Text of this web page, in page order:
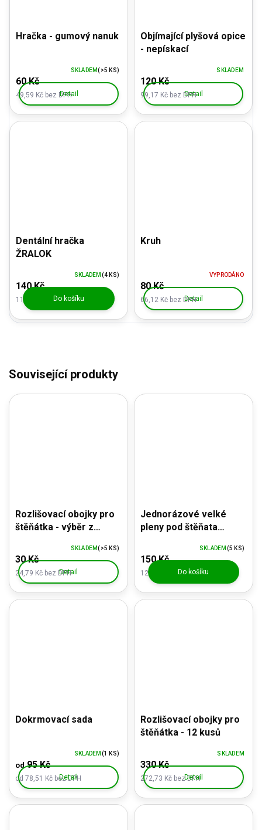
Hračka - gumový nanuk
49,59 Kč bez DPH
60 Kč
SKLADEM(>5 KS)
Detail
Objímající plyšová opice
- nepískací
99,17 Kč bez DPH
120 Kč
SKLADEM
Detail
Dentální hračka
ŽRALOK
115,70 Kč bez DPH
140 Kč
SKLADEM (4 KS)
Do košíku
Kruh
66,12 Kč bez DPH
80 Kč
VYPRODÁNO
Detail
Související produkty
Rozlišovací obojky pro
štěňátka - výběr z
24,79 Kč bez DPH
30 Kč
SKLADEM(>5 KS)
Detail
Jednorázové velké
pleny pod štěňata
ks
123,97 Kč bez DPH
150 Kč
SKLADEM (5 KS)
Do košíku
Dokrmovací sada
od 78,51 Kč bez DPH
od95 Kč
SKLADEM (1 KS)
Detail
Rozlišovací obojky pro
štěňátka - 12 kusů
272,73 Kč bez DPH
330 Kč
SKLADEM
Detail